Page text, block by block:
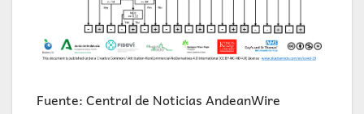
Fuente: Central de Noticias AndeanWire